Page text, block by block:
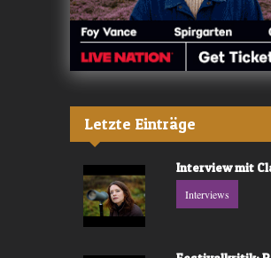
Letzte Einträge
Interview mit
Interviews